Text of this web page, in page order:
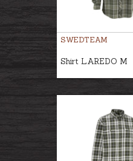
SWEDTEAM
Shirt LAREDO M